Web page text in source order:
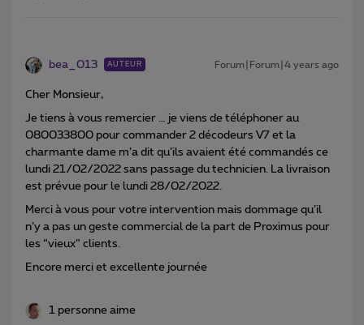
bea_013 AUTEUR Forum|Forum|4 years ago
Cher Monsieur,
Je tiens à vous remercier … je viens de téléphoner au
080033800 pour commander 2 décodeurs V7 et la
charmante dame m’a dit qu’ils avaient été commandés ce
lundi 21/02/2022 sans passage du technicien. La livraison
est prévue pour le lundi 28/02/2022.
Merci à vous pour votre intervention mais dommage qu’il
n’y a pas un geste commercial de la part de Proximus pour
les “vieux” clients.
Encore merci et excellente journée
1 personne aime